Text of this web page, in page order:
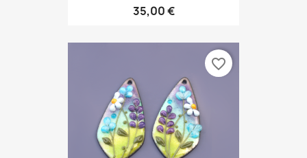
35,00 €
favorite_border